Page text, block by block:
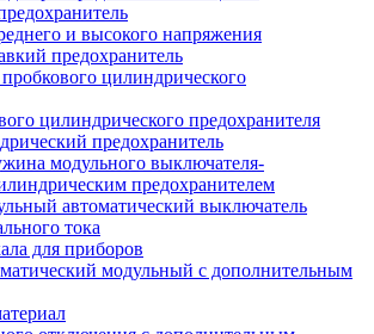
и высокого напряжения
предохранитель
цилиндрического
цилиндрического предохранителя
предохранитель
модульного выключателя-
предохранителем
автоматический выключатель
тока
для приборов
модульный с дополнительным